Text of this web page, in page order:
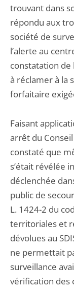
trouvant dans
répondu aux
société de
l’alerte au
constatation de
à réclamer à la
forfaitaire
Faisant
arrêt du
constaté que
s’était révélée
déclenchée
public de
L. 1424-2 du
territoriales et
dévolues au
ne permettait
surveillance
vérification des